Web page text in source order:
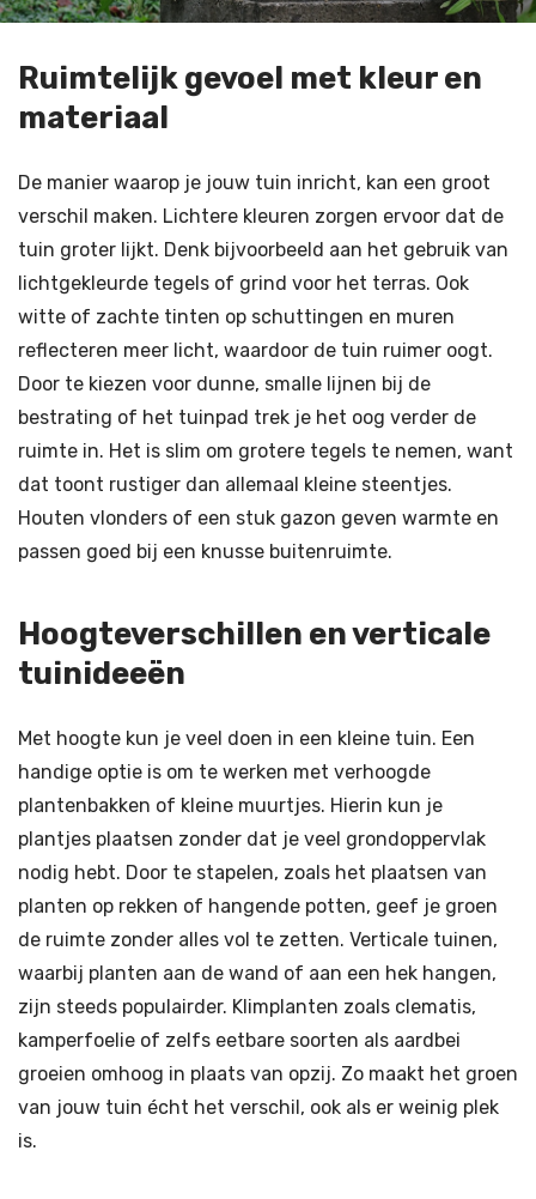
Ruimtelijk gevoel met kleur en
materiaal
De manier waarop je jouw tuin inricht, kan een groot
verschil maken. Lichtere kleuren zorgen ervoor dat de
tuin groter lijkt. Denk bijvoorbeeld aan het gebruik van
lichtgekleurde tegels of grind voor het terras. Ook
witte of zachte tinten op schuttingen en muren
reflecteren meer licht, waardoor de tuin ruimer oogt.
Door te kiezen voor dunne, smalle lijnen bij de
bestrating of het tuinpad trek je het oog verder de
ruimte in. Het is slim om grotere tegels te nemen, want
dat toont rustiger dan allemaal kleine steentjes.
Houten vlonders of een stuk gazon geven warmte en
passen goed bij een knusse buitenruimte.
Hoogteverschillen en verticale
tuinideeën
Met hoogte kun je veel doen in een kleine tuin. Een
handige optie is om te werken met verhoogde
plantenbakken of kleine muurtjes. Hierin kun je
plantjes plaatsen zonder dat je veel grondoppervlak
nodig hebt. Door te stapelen, zoals het plaatsen van
planten op rekken of hangende potten, geef je groen
de ruimte zonder alles vol te zetten. Verticale tuinen,
waarbij planten aan de wand of aan een hek hangen,
zijn steeds populairder. Klimplanten zoals clematis,
kamperfoelie of zelfs eetbare soorten als aardbei
groeien omhoog in plaats van opzij. Zo maakt het groen
van jouw tuin écht het verschil, ook als er weinig plek
is.